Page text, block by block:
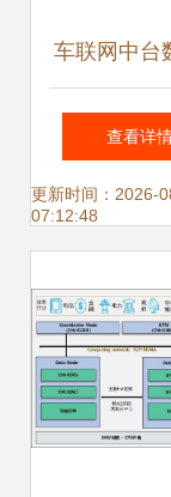
车联网中台
理服务架构
比分析
查看详
更新时间：2026-
07:12:48